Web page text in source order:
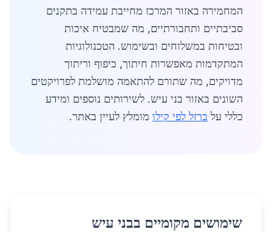
המחמירה באזור המרכז מחייבת עמידה בתקנים
סביבתיים ותחבורתיים, מה שמבטיח איכות
ובטיחות במשלוחים ובשימוש. הטכנולוגיות
המתקדמות מאפשרות חיתוך, כיפוף וריתוך
מדויקים, מה שתורם להתאמה מושלמת לפרויקטים
השונים באזור בני עיש. לשירותים נוספים ומידע
כללי על ברזל לפי קילו מומלץ לעיין באתר.
שימושים מקומיים בבני עיש